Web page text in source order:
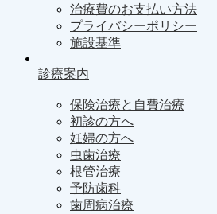
治療費のお支払い方法
プライバシーポリシー
施設基準
診療案内
保険治療と自費治療
初診の方へ
妊婦の方へ
虫歯治療
根管治療
予防歯科
歯周病治療